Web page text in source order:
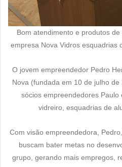
Bom atendimento e produtos
empresa Nova Vidros esquadrias
O jovem empreendedor Pedro
Nova (fundada em 10 de julho
sócios empreendedores
vidreiro, esquadrias de
Com visão empreendedora,
buscam bater metas no
grupo, gerando mais empregos,